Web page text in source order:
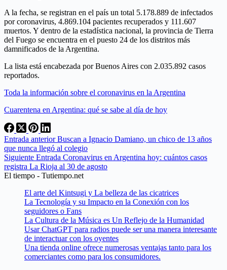
A la fecha, se registran en el país un total 5.178.889 de infectados
por coronavirus, 4.869.104 pacientes recuperados y 111.607
muertos. Y dentro de la estadística nacional, la provincia de Tierra
del Fuego se encuentra en el puesto 24 de los distritos más
damnificados de la Argentina.
La lista está encabezada por Buenos Aires con 2.035.892 casos
reportados.
Toda la información sobre el coronavirus en la Argentina
Cuarentena en Argentina: qué se sabe al día de hoy
Entrada anteriorBuscan a Ignacio Damiano, un chico de 13 años
que nunca llegó al colegio
Siguiente Entrada Coronavirus en Argentina hoy: cuántos casos
registra La Rioja al 30 de agosto
El tiempo - Tutiempo.net
El arte del Kintsugi y La belleza de las cicatrices
La Tecnología y su Impacto en la Conexión con los
seguidores o Fans
La Cultura de la Música es Un Reflejo de la Humanidad
Usar ChatGPT para radios puede ser una manera interesante
de interactuar con los oyentes
Una tienda online ofrece numerosas ventajas tanto para los
comerciantes como para los consumidores.